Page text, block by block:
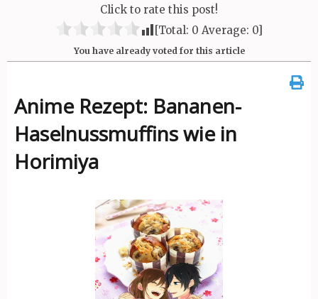
Click to rate this post!
[Total: 0 Average: 0]
You have already voted for this article
Anime Rezept: Bananen-
Haselnussmuffins wie in
Horimiya